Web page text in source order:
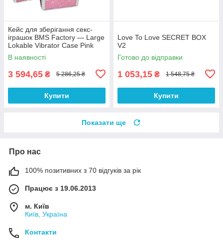
Кейс для зберігання секс-
іграшок BMS Factory — Large
Lokable Vibrator Case Pink
В наявності
3 594,65 ₴ 5 286,25 ₴
Купити
Love To Love SECRET BOX
V2
Готово до відправки
1 053,15 ₴ 1 548,75 ₴
Купити
Показати ще
Про нас
100% позитивних з 70 відгуків за рік
Працює з 19.06.2013
м. Київ
Київ, Україна
Контакти